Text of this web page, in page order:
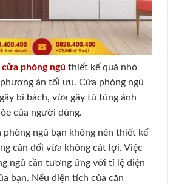
cửa phòng ngủ thiết kế quá nhỏ
án tối ưu. Cửa phòng ngủ
bí bách, vừa gây tù túng ảnh
của người dùng.
ngủ bạn không nên thiết kế
cân đối vừa không cát lợi. Việc
ngủ cần tương ứng với tỉ lệ diện
bạn. Nếu diện tích của căn